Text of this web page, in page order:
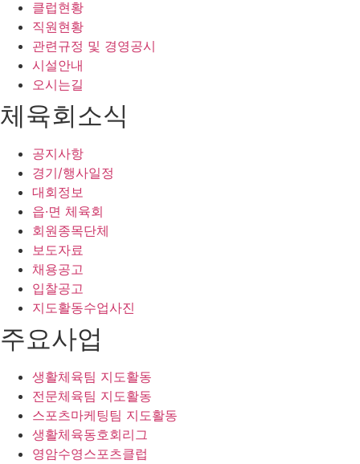
클럽현황
직원현황
관련규정 및 경영공시
시설안내
오시는길
체육회소식
공지사항
경기/행사일정
대회정보
읍·면 체육회
회원종목단체
보도자료
채용공고
입찰공고
지도활동수업사진
주요사업
생활체육팀 지도활동
전문체육팀 지도활동
스포츠마케팅팀 지도활동
생활체육동호회리그
영암수영스포츠클럽